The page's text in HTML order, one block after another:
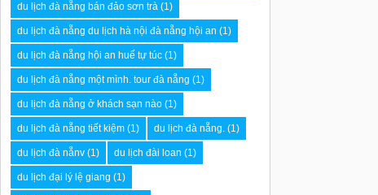
du lịch đà nẵng bán đảo sơn trà (1)
du lịch đà nẵng du lịch hà nội đà nẵng hội an (1)
du lịch đà nẵng hội an huế tự túc (1)
du lịch đà nẵng một mình. tour đà nẵng (1)
du lịch đà nẵng ở khách sạn nào (1)
du lịch đà nẵng tiết kiệm (1) du lịch đà nẵng. (1)
du lịch đà nẵnv (1) du lịch đài loan (1)
du lịch đại lý lệ giang (1)